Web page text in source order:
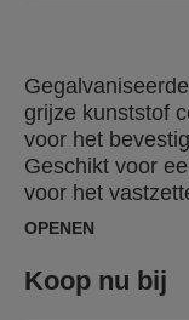
grijze kunststof
voor het
Geschikt voor
voor het
beschermen van
kunststof
bevestiging op
OPENEN
Koop nu bij